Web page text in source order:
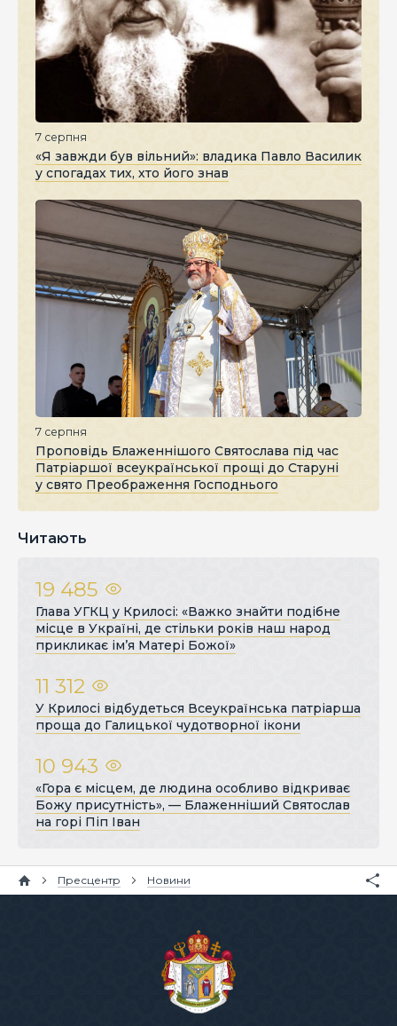
7 серпня
«Я завжди був вільний»: владика Павло Василик
у спогадах тих, хто його знав
7 серпня
Проповідь Блаженнішого Святослава під час
Патріаршої всеукраїнської прощі до Старуні
у свято Преображення Господнього
Читають
19 485
Глава УГКЦ у Крилосі: «Важко знайти подібне
місце в Україні, де стільки років наш народ
прикликає ім’я Матері Божої»
11 312
У Крилосі відбудеться Всеукраїнська патріарша
проща до Галицької чудотворної ікони
10 943
«Гора є місцем, де людина особливо відкриває
Божу присутність», — Блаженніший Святослав
на горі Піп Іван
Пресцентр Новини